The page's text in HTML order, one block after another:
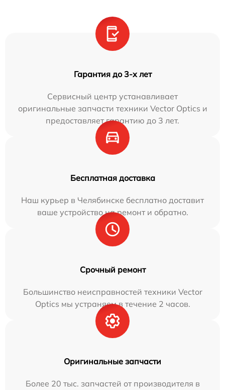
Гарантия до 3-х лет
Сервисный центр устанавливает
оригинальные запчасти техники Vector Optics и
предоставляет гарантию до 3 лет.
Бесплатная доставка
Наш курьер в Челябинске бесплатно доставит
ваше устройство на ремонт и обратно.
Срочный ремонт
Большинство неисправностей техники Vector
Optics мы устраняем в течение 2 часов.
Оригинальные запчасти
Более 20 тыс. запчастей от производителя в